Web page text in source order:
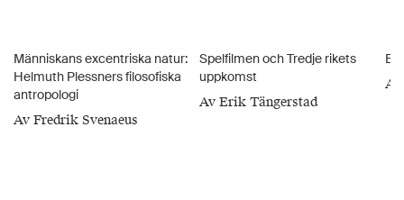
Människans excentriska natur:
Helmuth Plessners filosofiska
antropologi
Av Fredrik Svenaeus
Spelfilmen och Tredje rikets
uppkomst
Av Erik Tängerstad
Av